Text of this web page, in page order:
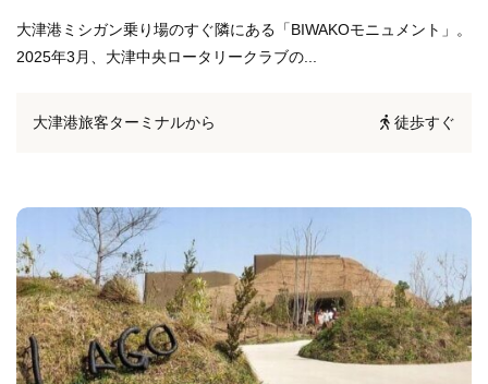
大津港ミシガン乗り場のすぐ隣にある「BIWAKOモニュメント」。
2025年3月、大津中央ロータリークラブの...
大津港旅客ターミナルから 徒歩すぐ